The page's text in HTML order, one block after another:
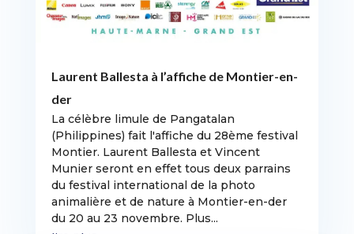
Laurent Ballesta à l’affiche de Montier-en-
der
La célèbre limule de Pangatalan
(Philippines) fait l'affiche du 28ème festival
Montier. Laurent Ballesta et Vincent
Munier seront en effet tous deux parrains
du festival international de la photo
animalière et de nature à Montier-en-der
du 20 au 23 novembre. Plus...